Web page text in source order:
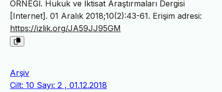
ÖRNEĞİ. Hukuk ve İktisat Araştırmaları Dergisi
[Internet]. 01 Aralık 2018;10(2):43-61. Erişim adresi:
https://izlik.org/JA59JJ95GM
Arşiv
Cilt: 10 Sayı: 2 , 01.12.2018